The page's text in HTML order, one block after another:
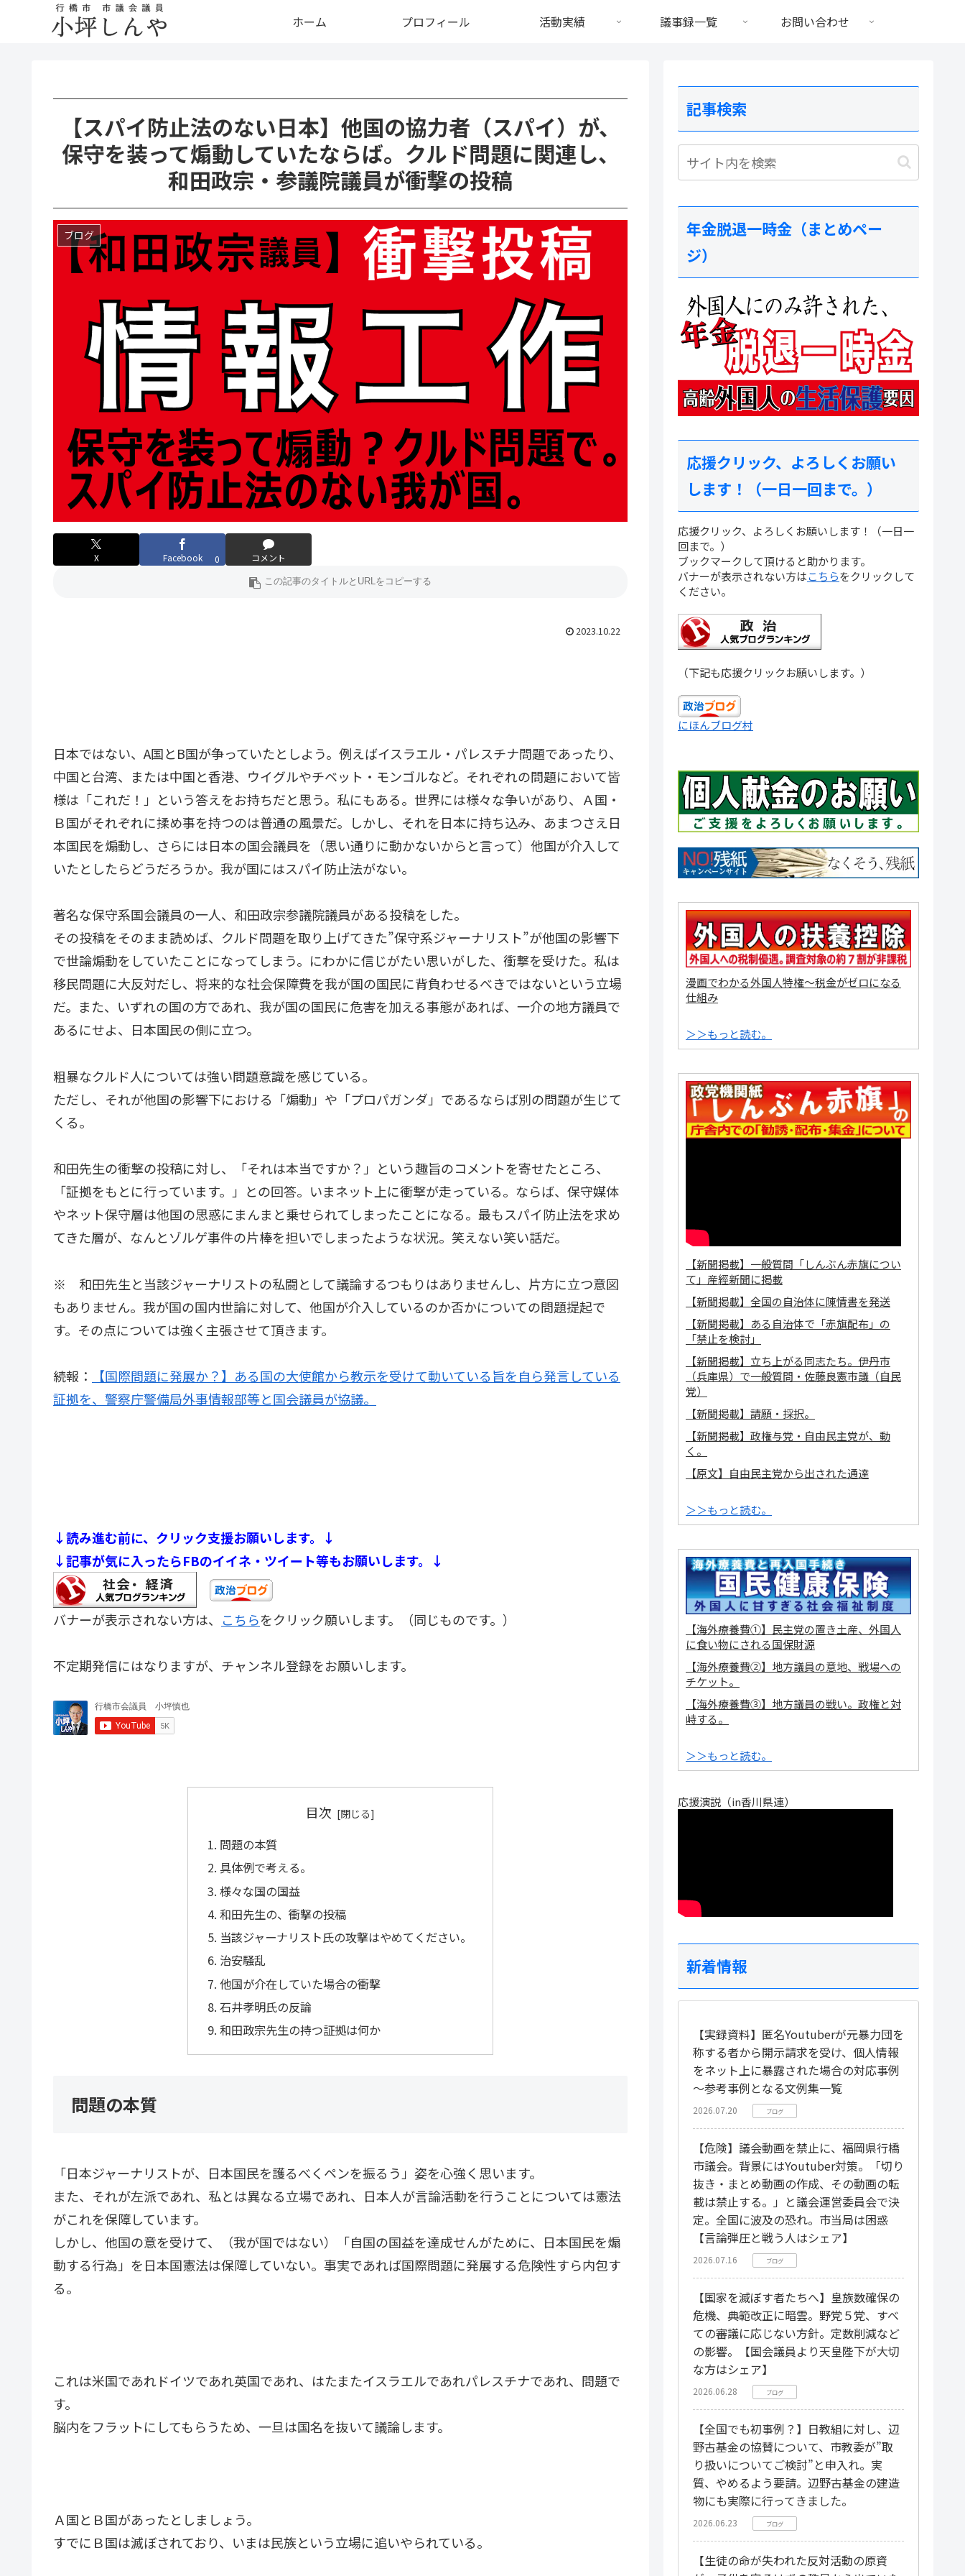
ホーム プロフィール 活動実績 議事録一覧 お問い合わせ
【スパイ防止法のない日本】他国の協力者（スパイ）が、
保守を装って煽動していたならば。クルド問題に関連し、
和田政宗・参議院議員が衝撃の投稿
ブログ
X Facebook 0 コメント
2023.10.22
日本ではない、A国とB国が争っていたとしよう。例えばイスラエル・パレスチナ問題であったり、
中国と台湾、または中国と香港、ウイグルやチベット・モンゴルなど。それぞれの問題において皆
様は「これだ！」という答えをお持ちだと思う。私にもある。世界には様々な争いがあり、Ａ国・
Ｂ国がそれぞれに揉め事を持つのは普通の風景だ。しかし、それを日本に持ち込み、あまつさえ日
本国民を煽動し、さらには日本の国会議員を（思い通りに動かないからと言って）他国が介入して
いたとしたらどうだろうか。我が国にはスパイ防止法がない。
著名な保守系国会議員の一人、和田政宗参議院議員がある投稿をした。
その投稿をそのまま読めば、クルド問題を取り上げてきた”保守系ジャーナリスト”が他国の影響下
で世論煽動をしていたことになってしまう。にわかに信じがたい思いがした、衝撃を受けた。私は
移民問題に大反対だし、将来的な社会保障費を我が国の国民に背負わせるべきではないという立場
だ。また、いずれの国の方であれ、我が国の国民に危害を加える事態があれば、一介の地方議員で
あるにせよ、日本国民の側に立つ。
粗暴なクルド人については強い問題意識を感じている。
ただし、それが他国の影響下における「煽動」や「プロパガンダ」であるならば別の問題が生じて
くる。
和田先生の衝撃の投稿に対し、「それは本当ですか？」という趣旨のコメントを寄せたところ、
「証拠をもとに行っています。」との回答。いまネット上に衝撃が走っている。ならば、保守媒体
やネット保守層は他国の思惑にまんまと乗せられてしまったことになる。最もスパイ防止法を求め
てきた層が、なんとゾルゲ事件の片棒を担いでしまったような状況。笑えない笑い話だ。
※ 和田先生と当該ジャーナリストの私闘として議論するつもりはありませんし、片方に立つ意図
もありません。我が国の国内世論に対して、他国が介入しているのか否かについての問題提起で
す。その点については強く主張させて頂きます。
続報：
【国際問題に発展か？】ある国の大使館から教示を受けて動いている旨を自ら発言している
証拠を、警察庁警備局外事情報部等と国会議員が協議。
↓読み進む前に、クリック支援お願いします。↓
↓記事が気に入ったらFBのイイネ・ツイート等もお願いします。↓
バナーが表示されない方は、 こちらをクリック願いします。（同じものです。）
不定期発信にはなりますが、チャンネル登録をお願いします。
目次
問題の本質
具体例で考える。
様々な国の国益
和田先生の、衝撃の投稿
当該ジャーナリスト氏の攻撃はやめてください。
治安騒乱
他国が介在していた場合の衝撃
石井孝明氏の反論
和田政宗先生の持つ証拠は何か
問題の本質
「日本ジャーナリストが、日本国民を護るべくペンを振るう」姿を心強く思います。
また、それが左派であれ、私とは異なる立場であれ、日本人が言論活動を行うことについては憲法
がこれを保障しています。
しかし、他国の意を受けて、（我が国ではない）「自国の国益を達成せんがために、日本国民を煽
動する行為」を日本国憲法は保障していない。事実であれば国際問題に発展する危険性すら内包す
る。
これは米国であれドイツであれ英国であれ、はたまたイスラエルであれパレスチナであれ、問題で
す。
脳内をフラットにしてもらうため、一旦は国名を抜いて議論します。
Ａ国とＢ国があったとしましょう。
すでにＢ国は滅ぼされており、いまは民族という立場に追いやられている。
記事検索
年金脱退一時金（まとめペー
ジ）
応援クリック、よろしくお願い
します！（一日一回まで。）
応援クリック、よろしくお願いします！（一日一
回まで。）
ブックマークして頂けると助かります。
バナーが表示されない方はこちらをクリックして
ください。
（下記も応援クリックお願いします。）
にほんブログ村
漫画でわかる外国人特権～税金がゼロになる
仕組み
＞＞もっと読む。
【新聞掲載】一般質問「しんぶん赤旗につい
て」産經新聞に掲載
【新聞掲載】全国の自治体に陳情書を発送
【新聞掲載】ある自治体で「赤旗配布」の
「禁止を検討」
【新聞掲載】立ち上がる同志たち。伊丹市
（兵庫県）で一般質問・佐藤良憲市議（自民
党）
【新聞掲載】請願・採択。
【新聞掲載】政権与党・自由民主党が、動
く。
【原文】自由民主党から出された通達
＞＞もっと読む。
【海外療養費①】民主党の置き土産、外国人
に食い物にされる国保財源
【海外療養費②】地方議員の意地、戦場への
チケット。
【海外療養費③】地方議員の戦い。政権と対
峙する。
＞＞もっと読む。
応援演説（in香川県連）
新着情報
【実録資料】匿名Youtuberが元暴力団を
称する者から開示請求を受け、個人情報
をネット上に暴露された場合の対応事例
～参考事例となる文例集一覧
2026.07.20 ブログ
【危険】議会動画を禁止に、福岡県行橋
市議会。背景にはYoutuber対策。「切り
抜き・まとめ動画の作成、その動画の転
載は禁止する。」と議会運営委員会で決
定。全国に波及の恐れ。市当局は困惑
【言論弾圧と戦う人はシェア】
2026.07.16 ブログ
【国家を滅ぼす者たちへ】皇族数確保の
危機、典範改正に暗雲。野党５党、すべ
ての審議に応じない方針。定数削減など
の影響。【国会議員より天皇陛下が大切
な方はシェア】
2026.06.28 ブログ
【全国でも初事例？】日教組に対し、辺
野古基金の協賛について、市教委が”取
り扱いについてご検討”と申入れ。実
質、やめるよう要請。辺野古基金の建造
物にも実際に行ってきました。
2026.06.23 ブログ
【生徒の命が失われた反対活動の原資